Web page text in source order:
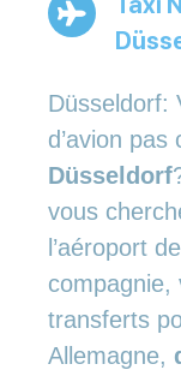
Düsseldorf:
d’avion pas
Düsseldorf
vous
l’aéroport
compagnie,
transferts
Allemagne,